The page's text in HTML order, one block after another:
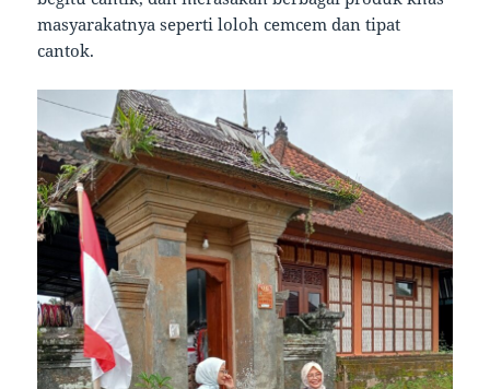
masyarakatnya seperti loloh cemcem dan tipat
cantok.